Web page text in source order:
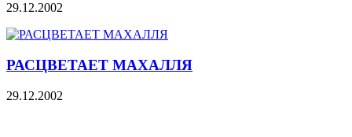
29.12.2002
РАСЦВЕТАЕТ МАХАЛЛЯ
29.12.2002